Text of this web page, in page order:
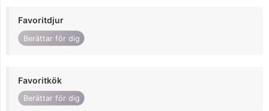
Favoritdjur
Berättar för dig
Favoritkök
Berättar för dig